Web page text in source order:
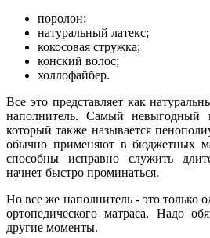
поролон;
натуральный латекс;
кокосовая стружка;
конский волос;
холлофайбер.
Все это представляет как
наполнитель. Самый невыгодный
который также называется
обычно применяют в бюджетных
способны исправно служить
начнет быстро проминаться.
Но все же наполнитель - это только
ортопедического матраса. Надо
другие моменты.